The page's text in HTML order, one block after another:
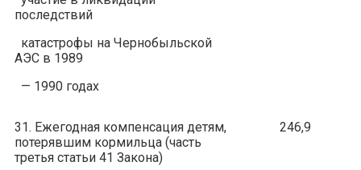
последствий
катастрофы на Чернобыльской
АЭС в 1989
— 1990 годах
31. Ежегодная компенсация детям,
потерявшим кормильца (часть
третья статьи 41 Закона)
246,9